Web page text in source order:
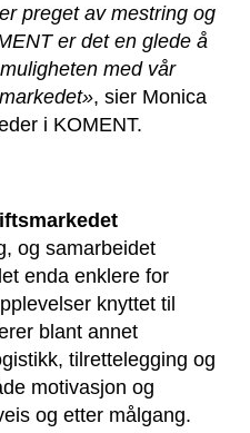
preget av mestring og
er det en glede å
med vår
, sier Monica
i KOMENT.
og samarbeidet
enda enklere for
knyttet til
blant annet
tilrettelegging og
motivasjon og
og etter målgang.